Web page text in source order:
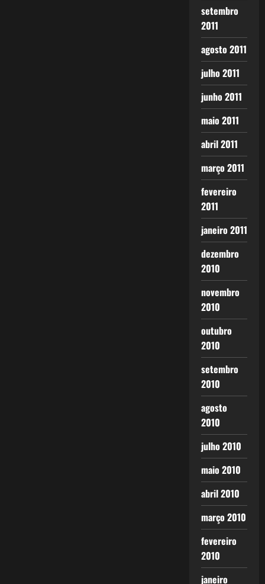
setembro
2011
agosto 2011
julho 2011
junho 2011
maio 2011
abril 2011
março 2011
fevereiro
2011
janeiro 2011
dezembro
2010
novembro
2010
outubro
2010
setembro
2010
agosto
2010
julho 2010
maio 2010
abril 2010
março 2010
fevereiro
2010
janeiro